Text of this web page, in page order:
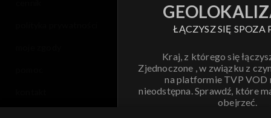
ŁĄCZYSZ SIĘ SPOZA
Kraj, z którego się
Zjednoczone , w związku z
na platformie TVP VOD
nieodstępna. Sprawdź, które
obejrzeć.